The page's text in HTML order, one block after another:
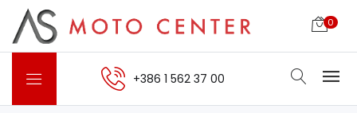
0
+386 1 562 37 00